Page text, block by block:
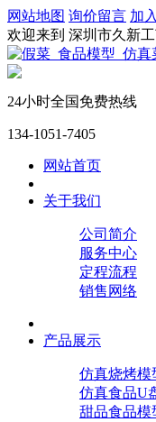
网站地图 询价留言 加
欢迎来到 深圳市久新
24小时全国免费热线
134-1051-7405
网站首页
关于我们
公司简介
服务中心
定程流程
销售网络
产品展示
仿真烧烤模
仿真食品U
甜品食品模